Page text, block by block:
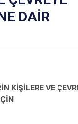
DAİR
KİŞİLERE VE